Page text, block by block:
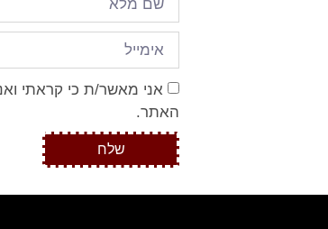
אני מאשר/ת כי קראתי
האתר.
שלח